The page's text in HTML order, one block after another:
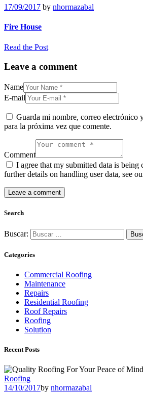
17/09/2017 by nhormazabal
Fire House
Read the Post
Leave a comment
Name
E-mail
Guarda mi nombre, correo electrónico
para la próxima vez que comente.
Comment
I agree that my submitted data is being
further details on handling user data, see
Search
Buscar:
Categories
Commercial Roofing
Maintenance
Repairs
Residential Roofing
Roof Repairs
Roofing
Solution
Recent Posts
Roofing
14/10/2017by nhormazabal